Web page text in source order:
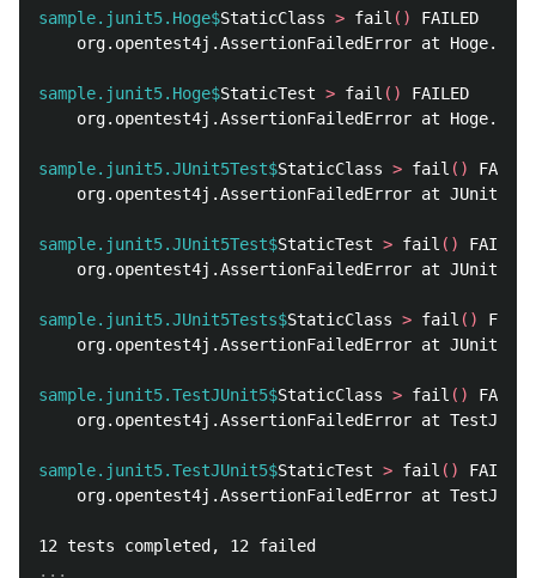
sample.junit5.Hoge$StaticClass > fail ()
org.opentest4j.AssertionFailedError at
sample.junit5.Hoge$StaticTest > fail ()
org.opentest4j.AssertionFailedError at
sample.junit5.JUnit5Test$StaticClass > fail ()
org.opentest4j.AssertionFailedError at
sample.junit5.JUnit5Test$StaticTest > fail ()
org.opentest4j.AssertionFailedError at
sample.junit5.JUnit5Tests$StaticClass > fail ()
org.opentest4j.AssertionFailedError at
sample.junit5.TestJUnit5$StaticClass > fail ()
org.opentest4j.AssertionFailedError at
sample.junit5.TestJUnit5$StaticTest > fail ()
org.opentest4j.AssertionFailedError at